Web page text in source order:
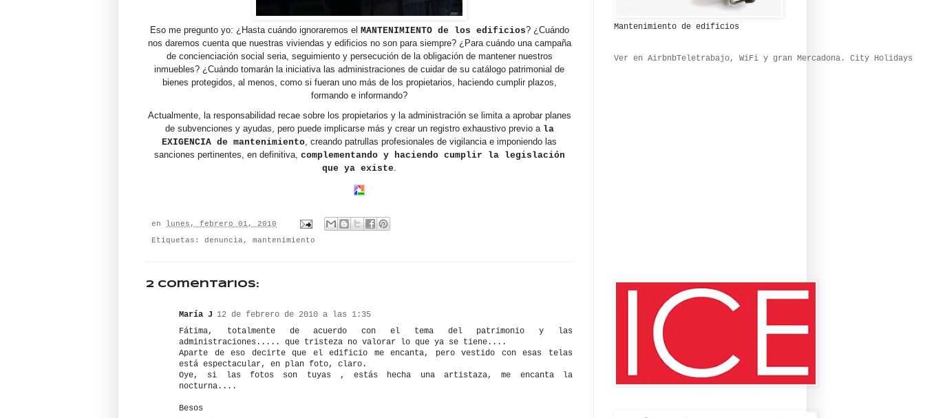
Eso me pregunto yo: ¿Hasta cuándo ignoraremos el MANTENIMIENTO de los edificios? ¿Cuándo
nos daremos cuenta que nuestras viviendas y edificios no son para siempre? ¿Para cuándo una campaña
de concienciación social seria, seguimiento y persecución de la obligación de mantener nuestros
inmuebles? ¿Cuándo tomarán la iniciativa las administraciones de cuidar de su catálogo patrimonial de
bienes protegidos, al menos, como si fueran uno más de los propietarios, haciendo cumplir plazos,
formando e informando?
Actualmente, la responsabilidad recae sobre los propietarios y la administración se limita a aprobar planes
de subvenciones y ayudas, pero puede implicarse más y crear un registro exhaustivo previo a la
EXIGENCIA de mantenimiento, creando patrullas profesionales de vigilancia e imponiendo las
sanciones pertinentes, en definitiva, complementando y haciendo cumplir la legislación
que ya existe.
en lunes, febrero 01, 2010
Etiquetas: denuncia , mantenimiento
2 comentarios:
María J 12 de febrero de 2010 a las 1:35
Fátima, totalmente de acuerdo con el tema del patrimonio y las
administraciones..... que tristeza no valorar lo que ya se tiene....
Aparte de eso decirte que el edificio me encanta, pero vestido con esas telas
está espectacular, en plan foto, claro.
Oye, si las fotos son tuyas , estás hecha una artistaza, me encanta la
nocturna....
Besos
Mantenimiento de edificios
Ver en AirbnbTeletrabajo, WiFi y gran Mercadona. City Holidays